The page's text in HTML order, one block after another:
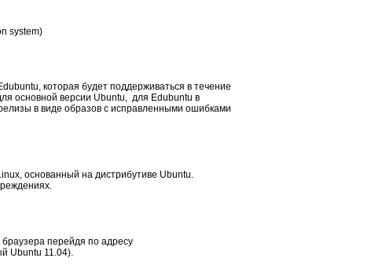
system)
которая будет поддерживаться в течение
основной версии Ubuntu, для Edubuntu в
в виде образов с исправленными ошибками
основанный на дистрибутиве Ubuntu.
перейдя по адресу
Ubuntu 11.04).